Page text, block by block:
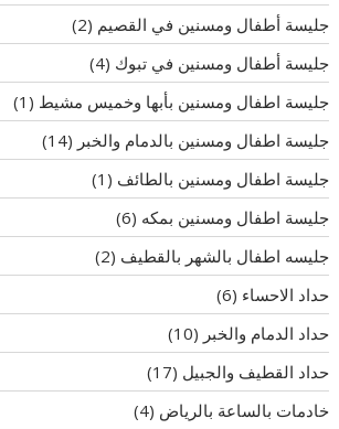
جليسة أطفال ومسنين في القصيم (2)
جليسة أطفال ومسنين في تبوك (4)
جليسة اطفال ومسنين بأبها وخميس مشيط (1)
جليسة اطفال ومسنين بالدمام والخبر (14)
جليسة اطفال ومسنين بالطائف (1)
جليسة اطفال ومسنين بمكه (6)
جليسه اطفال بالشهر بالقطيف (2)
حداد الاحساء (6)
حداد الدمام والخبر (10)
حداد القطيف والجبيل (17)
خادمات بالساعة بالرياض (4)